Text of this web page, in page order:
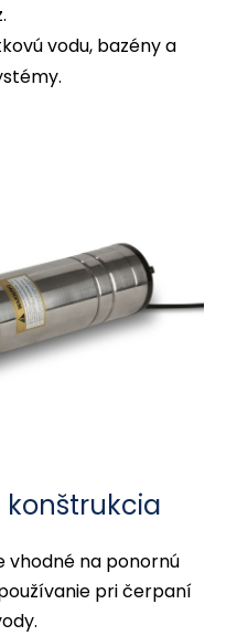
vodu, bazény a
konštrukcia
vhodné na ponornú
pri čerpaní